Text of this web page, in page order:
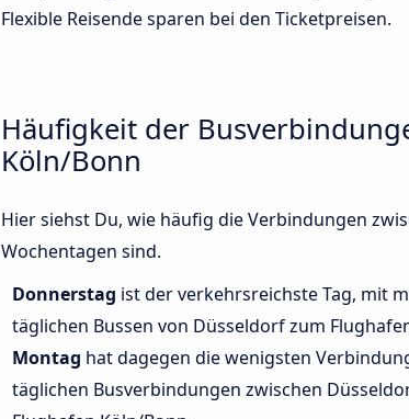
Flexible Reisende sparen bei den Ticketpreisen.
Häufigkeit der
Köln/Bonn
Hier siehst Du, wie häufig die Verbindungen
Wochentagen sind.
Donnerstag ist der verkehrsreichste Tag, mit
täglichen Bussen von Düsseldorf zum
Montag hat dagegen die wenigsten
täglichen Busverbindungen zwischen